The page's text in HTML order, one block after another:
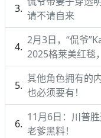
请不请自来
2月3日，“侃爷
2025格莱美红毯
其他角色拥有的
也必须要有！
11月6日：川普
老爹黑料！